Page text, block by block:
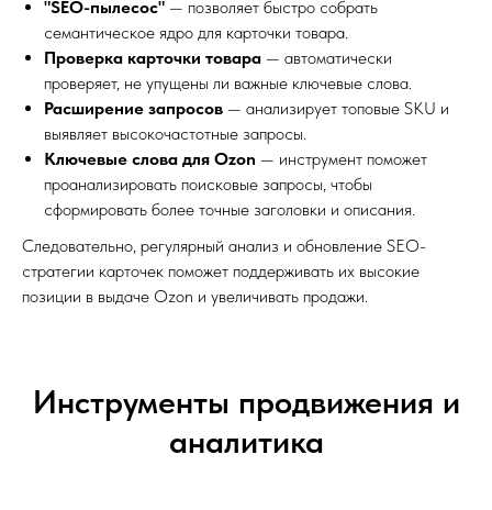
"SEO-пылесос" — позволяет быстро собрать
семантическое ядро для карточки товара.
Проверка карточки товара — автоматически
проверяет, не упущены ли важные ключевые слова.
Расширение запросов — анализирует топовые SKU и
выявляет высокочастотные запросы.
Ключевые слова для Ozon — инструмент поможет
проанализировать поисковые запросы, чтобы
сформировать более точные заголовки и описания.
Следовательно, регулярный анализ и обновление SEO-
стратегии карточек поможет поддерживать их высокие
позиции в выдаче Ozon и увеличивать продажи.
Инструменты продвижения и
аналитика